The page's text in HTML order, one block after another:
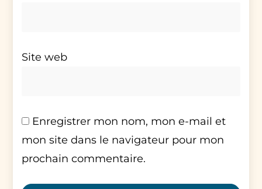
Site web
Enregistrer mon nom, mon e-mail et
mon site dans le navigateur pour mon
prochain commentaire.